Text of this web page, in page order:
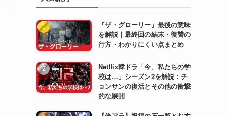
『ザ・グローリー』最後の意味
を解説｜最終回の結末・復讐の
行方・わかりにくい点まとめ
Netflix韓ドラ「今、私たちの学
校は…」シーズン2を解説：チ
ョンサンの復活とその他の衝撃
的な展開